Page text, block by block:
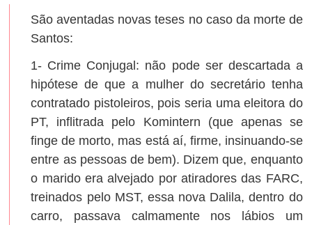
São aventadas novas teses no caso da morte de
Santos:
1- Crime Conjugal: não pode ser descartada a
hipótese de que a mulher do secretário tenha
contratado pistoleiros, pois seria uma eleitora do
PT, inflitrada pelo Komintern (que apenas se
finge de morto, mas está aí, firme, insinuando-se
entre as pessoas de bem). Dizem que, enquanto
o marido era alvejado por atiradores das FARC,
treinados pelo MST, essa nova Dalila, dentro do
carro, passava calmamente nos lábios um